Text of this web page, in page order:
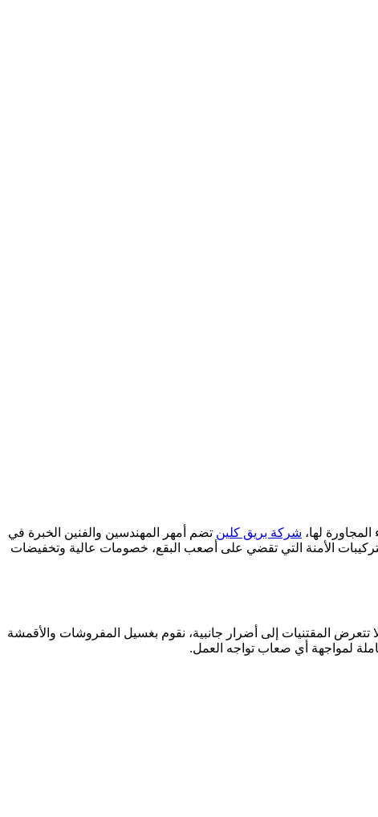
لها، شركة بريق كلين تضم أمهر المهندسين والفنين الخبرة في
الأمنة التي تقضي على أصعب البقع، خصومات عالية وتخفيضات
تتعرض المقتنيات إلى أضرار جانبية، نقوم بغسيل المفروشات والأقمشة
لمواجهة أي صعاب تواجه العمل.